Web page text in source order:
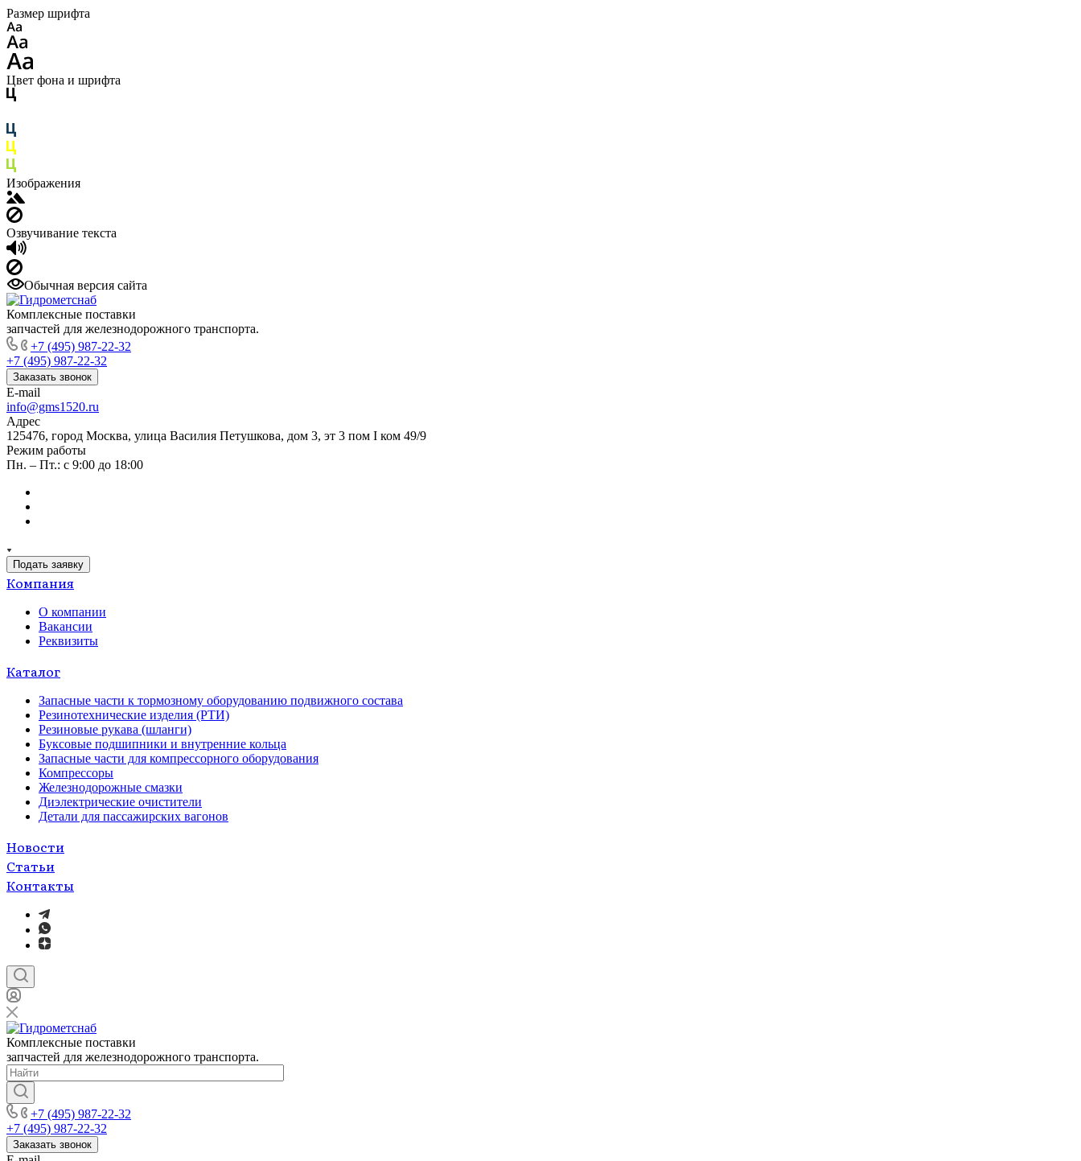
Размер шрифта
Цвет фона и шрифта
Изображения
Озвучивание текста
Обычная версия сайта
Комплексные поставки
запчастей для железнодорожного транспорта.
+7 (495) 987-22-32
+7 (495) 987-22-32
Заказать звонок
E-mail
info@gms1520.ru
Адрес
125476, город Москва, улица Василия Петушкова, дом 3, эт 3 пом I ком 49/9
Режим работы
Пн. – Пт.: с 9:00 до 18:00
Подать заявку
Компания
О компании
Вакансии
Реквизиты
Каталог
Запасные части к тормозному оборудованию подвижного состава
Резинотехнические изделия (РТИ)
Резиновые рукава (шланги)
Буксовые подшипники и внутренние кольца
Запасные части для компрессорного оборудования
Компрессоры
Железнодорожные смазки
Диэлектрические очистители
Детали для пассажирских вагонов
Новости
Статьи
Контакты
Комплексные поставки
запчастей для железнодорожного транспорта.
+7 (495) 987-22-32
+7 (495) 987-22-32
Заказать звонок